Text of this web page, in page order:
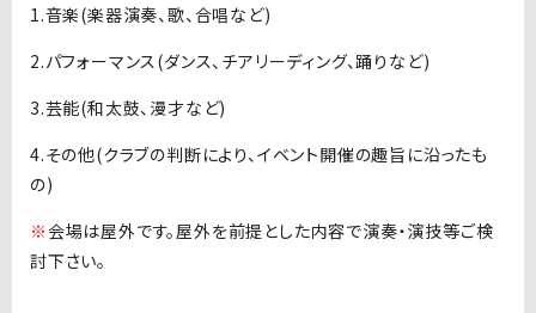
1.音楽(楽器演奏、歌、合唱など)
2.パフォーマンス(ダンス、チアリーディング、踊りなど)
3.芸能(和太鼓、漫才など)
4.その他(クラブの判断により、イベント開催の趣旨に沿ったも
の)
※ 会場は屋外です。屋外を前提とした内容で演奏・演技等ご検
討下さい。